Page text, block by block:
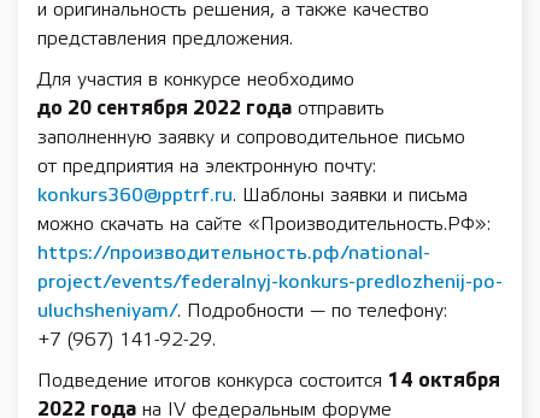
и оригинальность решения, а также качество
представления предложения.
Для участия в конкурсе необходимо
до 20 сентября 2022 года отправить
заполненную заявку и сопроводительное письмо
от предприятия на электронную почту:
konkurs360@pptrf.ru. Шаблоны заявки и письма
можно скачать на сайте «Производительность.РФ»:
https://производительность.рф/national-
project/events/federalnyj-konkurs-predlozhenij-po-
uluchsheniyam/. Подробности — по телефону:
+7 (967) 141-92-29.
Подведение итогов конкурса состоится 14 октября
2022 года на IV федеральным форуме